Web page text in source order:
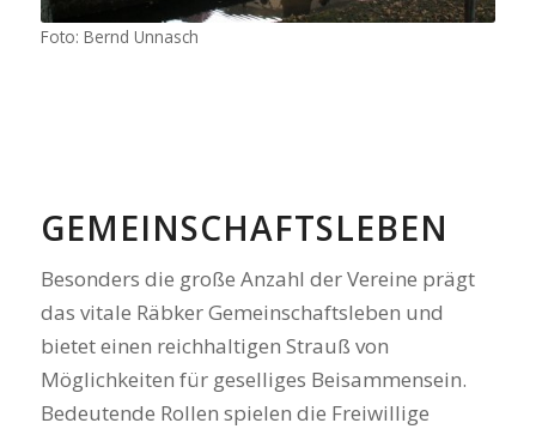
Foto: Bernd Unnasch
GEMEINSCHAFTSLEBEN
Besonders die große Anzahl der Vereine prägt
das vitale Räbker Gemeinschaftsleben und
bietet einen reichhaltigen Strauß von
Möglichkeiten für geselliges Beisammensein.
Bedeutende Rollen spielen die Freiwillige